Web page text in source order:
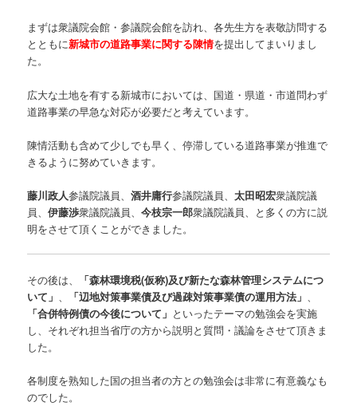
まずは衆議院会館・参議院会館を訪れ、各先生方を表敬訪問する
とともに新城市の道路事業に関する陳情を提出してまいりまし
た。
広大な土地を有する新城市においては、国道・県道・市道問わず
道路事業の早急な対応が必要だと考えています。
陳情活動も含めて少しでも早く、停滞している道路事業が推進で
きるように努めていきます。
藤川政人参議院議員、酒井庸行参議院議員、太田昭宏衆議院議
員、伊藤渉衆議院議員、今枝宗一郎衆議院議員、と多くの方に説
明をさせて頂くことができました。
その後は、
「森林環境税(仮称)及び新たな森林管理システムにつ
いて」 、 「辺地対策事業債及び過疎対策事業債の運用方法」 、
「合併特例債の今後について」 といったテーマの勉強会を実施
し、それぞれ担当省庁の方から説明と質問・議論をさせて頂きま
した。
各制度を熟知した国の担当者の方との勉強会は非常に有意義なも
のでした。